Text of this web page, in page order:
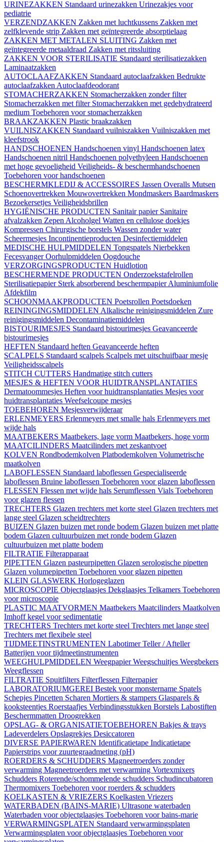
URINEZAKKEN Standaard urinezakken Urinezakjes voor
pediatrie
VERZENDZAKKEN Zakken met luchtkussens Zakken met
zelfklevende strip Zakken met geïntegreerde absorptielaag
ZAKKEN MET METALEN SLUITING Zakken met
geïntegreerde metaaldraad Zakken met ritssluiting
ZAKKEN VOOR STERILISATIE Standaard sterilisatiezakken
Laminaatzakken
AUTOCLAAFZAKKEN Standaard autoclaafzakken Bedrukte
autoclaafzakken Autoclaafdeodorant
STOMACHERZAKKEN Stomacherzakken zonder filter
Stomacherzakken met filter Stomacherzakken met gedehydrateerd
medium Toebehoren voor stomacherzakken
BRAAKZAKKEN Plastic braakzakken
VUILNISZAKKEN Standaard vuilniszakken Vuilniszakken met
kleefstrook
HANDSCHOENEN Handschoenen vinyl Handschoenen latex
Handschoenen nitril Handschoenen polyethyleen Handschoenen
met hoge gevoeligheid Veiligheids- & beschermhandschoenen
Toebehoren voor handschoenen
BESCHERMKLEDIJ & ACCESSOIRES Jassen Overalls Mutsen
Schoenovertrekken Mouwovertrekken Mondmaskers Baardmaskers
Bezoekersetjes Veiligheidsbrillen
HYGIËNISCHE PRODUCTEN Sanitair papier Sanitaire
afvalzakken Zepen Alcoholgel Watten en cellulose doekjes
Kompressen Chirurgische borstels Wassen zonder water
Scheermesjes Incontinentieproducten Desinfectiemiddelen
MEDISCHE HULPMIDDELEN Tongspatels Nierbekken
FecesvangerOorhulpmiddelen Oogdouche
VERZORGINGSPRODUCTEN Huidlotion
BESCHERMENDE PRODUCTEN Onderzoekstafelrollen
Sterilisatiepapier Sterk absorberend beschermpapierAluminiumfolie
Afdekfilm
SCHOONMAAKPRODUCTEN Poetsrollen Poetsdoeken
REININGINGSMIDDELEN Alkalische reinigingsmiddelen Zure
reinigingsmiddelen Decontaminatiemiddelen
BISTOURIMESJES Standaard bistourimesjes Geavanceerde
bistourimesjes
HEFTEN Standaard heften Geavanceerde heften
SCALPELS Standaard scalpels Scalpels met uitschuifbaar mesje
Veiligheidsscalpels
STITCH CUTTERS Handmatige stitch cutters
MESJES & HEFTEN VOOR HUIDTRANSPLANTATIES
Dermatoommesjes Heften voor huidtransplantaties Mesjes voor
huidtransplantaties Weefselcoupe mesjes
TOEBEHOREN Mesjesverwijderaar
ERLENMEYERS Erlenmeyers met smalle hals Erlenmeyers met
wijde hals
MAATBEKERS Maatbekers, lage vorm Maatbekers, hoge vorm
MAATCILINDERS Maatcilinders met zeskantvoet
KOLVEN Rondbodemkolven Platbodemkolven Volumetrische
maatkolven
LABOFLESSEN Standaard laboflessen Gespecialiseerde
laboflessen Bruine laboflessen Toebehoren voor glazen laboflessen
FLESSEN Flessen met wijde hals Serumflessen Vials Toebehoren
voor glazen flessen
TRECHTERS Glazen trechters met korte steel Glazen trechters met
lange steel Glazen scheidtrechters
BUIZEN Glazen buizen met ronde bodem Glazen buizen met platte
bodem Glazen cultuurbuizen met ronde bodem Glazen
cultuurbuizen met platte bodem
FILTRATIE Filterapparaat
PIPETTEN Glazen pasteurpipetten Glazen serologische pipetten
Glazen volumepipetten Toebehoren voor glazen pipetten
KLEIN GLASWERK Horlogeglazen
MICROSCOPIE Objectglaasjes Dekglaasjes Telkamers Toebehoren
voor microscopie
PLASTIC MAATVORMEN Maatbekers Maatcilinders Maatkolven
Imhoff kegel voor sedimentatie
TRECHTERS Trechters met korte steel Trechters met lange steel
Trechters met flexibele steel
TIJDMEETINSTRUMENTEN LabotimerTeller / Afteller
Batterijen voor tijdmeetinstrumenten
WEEGHULPMIDDELEN WeegpapierWeegschuitjes Weegbekers
Weegflessen
FILTRATIE Spuitfilters Filterflessen Filterpapier
LABORATORIUMGEREI Bestek voor monstername Spatels
Schepjes Pincetten Scharen Mortiers & stampers Glasparels &
kooksteentjes Roerstaafjes Verbindingsstukken Borstels Labostiften
Beschermmatten Droogrekken
OPSLAG- & ORGANISATIETOEBEHOREN Bakjes & trays
Ladeverdelers Opslagrekjes Desiccatoren
DIVERSE PAPIERWAREN Identificatietape Indicatietape
Papierstrips voor zuurtegraadmeting (pH)
ROERDERS & SCHUDDERS Magneetroerders zonder
verwarming Magneetroerders met verwarming Vortexmixers
Schudders Roterende/schommelende schudders Schudincubatoren
Thermomixers Toebehoren voor roerders & schudders
KOELKASTEN & VRIEZERS Koelkasten Vriezers
WATERBADEN (BAINS-MARIE) Ultrasone waterbaden
Waterbaden voor objectglaasjes Toebehoren voor bains-marie
VERWARMINGSPLATEN Standaard verwarmingsplaten
Verwarmingsplaten voor objectglaasjes Toebehoren voor